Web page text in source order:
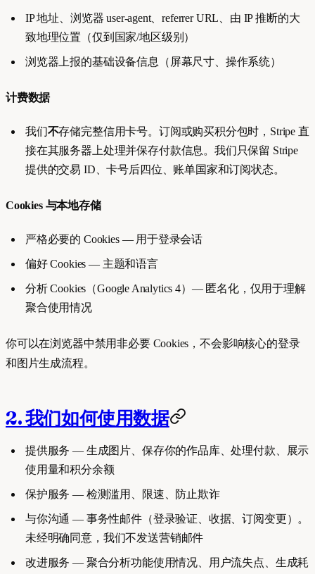
IP 地址、浏览器 user-agent、referrer URL、由 IP 推断的大
致地理位置（仅到国家/地区级别）
浏览器上报的基础设备信息（屏幕尺寸、操作系统）
计费数据
我们不存储完整信用卡号。订阅或购买积分包时，Stripe 直
接在其服务器上处理并保存付款信息。我们只保留 Stripe
提供的交易 ID、卡号后四位、账单国家和订阅状态。
Cookies 与本地存储
严格必要的 Cookies — 用于登录会话
偏好 Cookies — 主题和语言
分析 Cookies（Google Analytics 4）— 匿名化，仅用于理解
聚合使用情况
你可以在浏览器中禁用非必要 Cookies，不会影响核心的登录
和图片生成流程。
2. 我们如何使用数据
提供服务 — 生成图片、保存你的作品库、处理付款、展示
使用量和积分余额
保护服务 — 检测滥用、限速、防止欺诈
与你沟通 — 事务性邮件（登录验证、收据、订阅变更）。
未经明确同意，我们不发送营销邮件
改进服务 — 聚合分析功能使用情况、用户流失点、生成耗